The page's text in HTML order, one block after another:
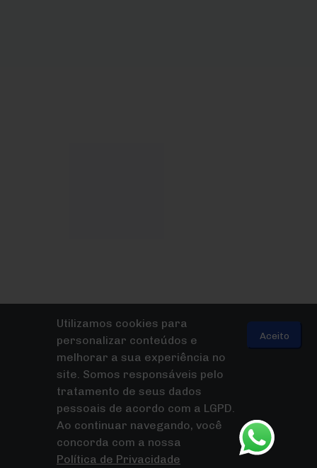
Utilizamos cookies para
personalizar conteúdos e
melhorar a sua experiência no
site. Somos responsáveis pelo
tratamento de seus dados
pessoais de acordo com a LGPD.
Ao continuar navegando, você
concorda com a nossa
Política de Privacidade
Aceito